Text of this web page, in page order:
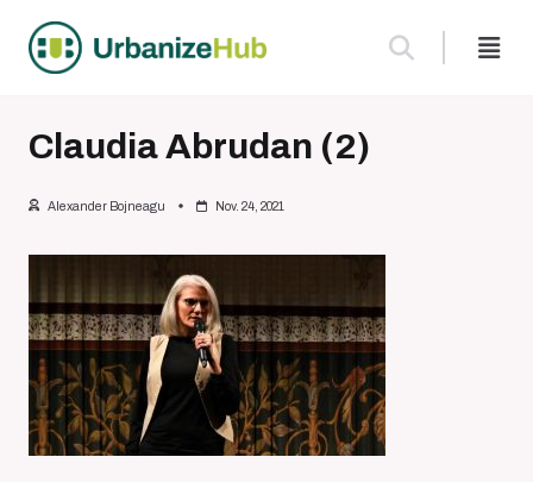
content
Claudia Abrudan (2)
Alexander Bojneagu Nov. 24, 2021